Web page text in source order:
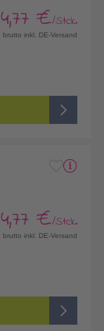
4,77 €/Stck.
brutto inkl. DE-Versand
4,77 €/Stck.
brutto inkl. DE-Versand